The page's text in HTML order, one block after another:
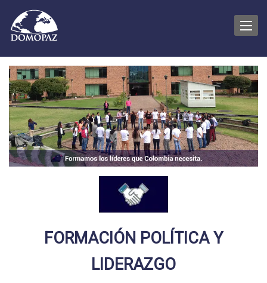
FORMACIÓN POLÍTICA Y
LIDERAZGO